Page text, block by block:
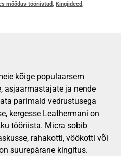
mõõdus tööriistad, Kingiideed,
kõige populaarsem
asjaarmastajate ja nende
parimaid vedrustusega
kergesse Leathermani on
tööriista. Micra sobib
rahakotti, vöökotti või
suurepärane kingitus.